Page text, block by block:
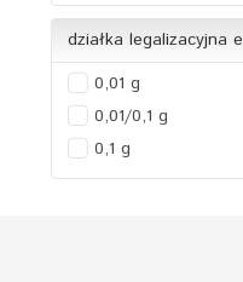
działka legalizacyjna e
0,01 g
0,01/0,1 g
0,1 g